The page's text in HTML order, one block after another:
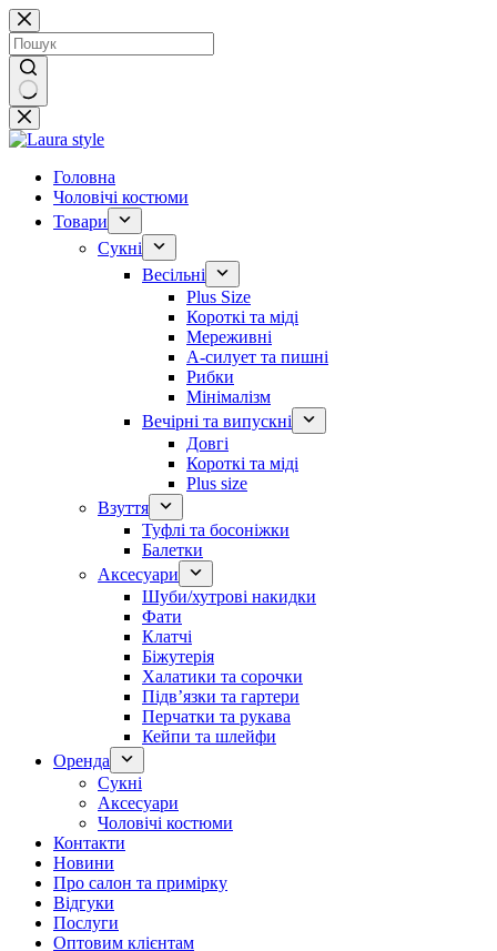
Перейти
до
вмісту
Немає
результатів
Головна
Чоловічі костюми
Товари
Сукні
Весільні
Plus Size
Короткі та міді
Мереживні
А-силует та пишні
Рибки
Мінімалізм
Вечірні та випускні
Довгі
Короткі та міді
Plus size
Взуття
Туфлі та босоніжки
Балетки
Аксесуари
Шуби/хутрові накидки
Фати
Клатчі
Біжутерія
Халатики та сорочки
Підвʼязки та гартери
Перчатки та рукава
Кейпи та шлейфи
Оренда
Сукні
Аксесуари
Чоловічі костюми
Контакти
Новини
Про салон та примірку
Відгуки
Послуги
Оптовим клієнтам